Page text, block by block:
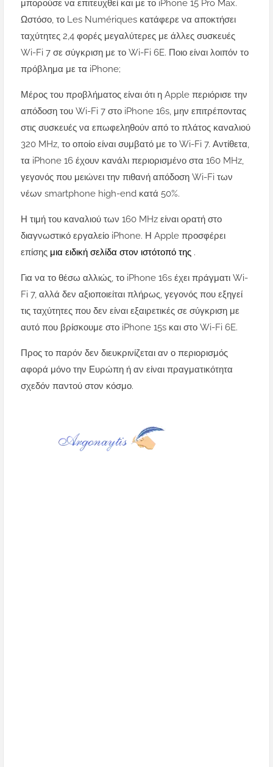
μπορούσε να επιτευχθεί και με το iPhone 15 Pro Max.
Ωστόσο, το Les Numériques κατάφερε να αποκτήσει
ταχύτητες 2,4 φορές μεγαλύτερες με άλλες συσκευές
Wi-Fi 7 σε σύγκριση με το Wi-Fi 6E. Ποιο είναι λοιπόν το
πρόβλημα με τα iPhone;
Μέρος του προβλήματος είναι ότι η Apple περιόρισε την
απόδοση του Wi-Fi 7 στο iPhone 16s, μην επιτρέποντας
στις συσκευές να επωφεληθούν από το πλάτος καναλιού
320 MHz, το οποίο είναι συμβατό με το Wi-Fi 7. Αντίθετα,
τα iPhone 16 έχουν κανάλι περιορισμένο στα 160 MHz,
γεγονός που μειώνει την πιθανή απόδοση Wi-Fi των
νέων smartphone high-end κατά 50%.
Η τιμή του καναλιού των 160 MHz είναι ορατή στο
διαγνωστικό εργαλείο iPhone. Η Apple προσφέρει
επίσης μια ειδική σελίδα στον ιστότοπό της .
Για να το θέσω αλλιώς, το iPhone 16s έχει πράγματι Wi-
Fi 7, αλλά δεν αξιοποιείται πλήρως, γεγονός που εξηγεί
τις ταχύτητες που δεν είναι εξαιρετικές σε σύγκριση με
αυτό που βρίσκουμε στο iPhone 15s και στο Wi-Fi 6E.
Προς το παρόν δεν διευκρινίζεται αν ο περιορισμός
αφορά μόνο την Ευρώπη ή αν είναι πραγματικότητα
σχεδόν παντού στον κόσμο.